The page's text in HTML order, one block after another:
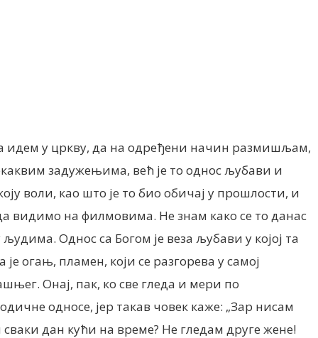
идем у цркву, да на одређени начин размишљам,
задужењима, већ је то однос љубави и
воли, као што је то био обичај у прошлости, и
видимо на филмовима. Не знам како се то данас
Однос са Богом је веза љубави у којој та
пламен, који се разгорева у самој
Онај, пак, ко све гледа и мери по
односе, јер такав човек каже: „Зар нисам
дан кући на време? Не гледам друге жене!